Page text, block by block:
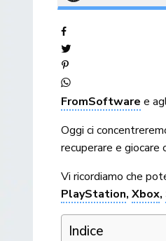
FromSoftware e
Oggi ci
recuperare e giocare
Vi ricordiamo che
PlayStation,Xbox,
Indice